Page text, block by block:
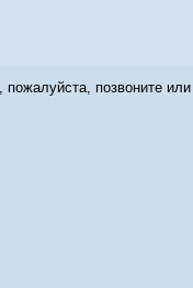
позвоните или